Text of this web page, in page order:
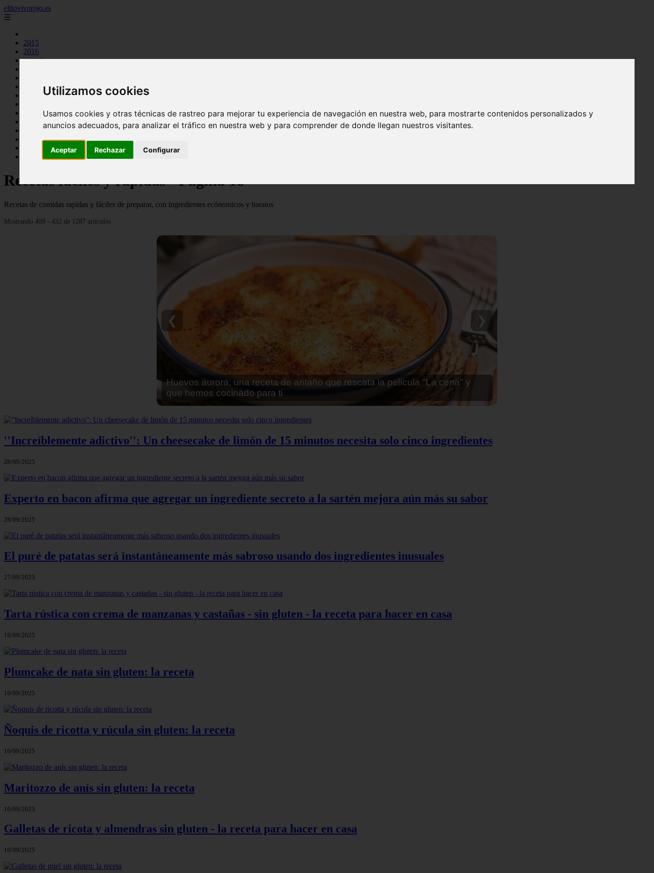
Utilizamos cookies
Usamos cookies y otras técnicas de rastreo para mejorar tu experiencia de navegación en nuestra web, para mostrarte contenidos personalizados y
anuncios adecuados, para analizar el tráfico en nuestra web y para comprender de donde llegan nuestros visitantes.
Aceptar Rechazar Configurar
eltiovivorojo.es
☰
2015
2016
argentina
espana
huevos
producto
reposteria
venezuela
verduras
Recetas faciles y rápidas - Página 18
Recetas de comidas rapidas y fáciles de preparar, con ingredientes ecónomicos y baratos
Mostrando 409 - 432 de 1287 artículos
Huevos aurora, una receta de antaño que rescata la película "La cena" y
que hemos cocinado para ti
❮ ❯
''Increíblemente adictivo'': Un cheesecake de limón de 15 minutos necesita solo cinco ingredientes
28/09/2025
Experto en bacon afirma que agregar un ingrediente secreto a la sartén mejora aún más su sabor
28/09/2025
El puré de patatas será instantáneamente más sabroso usando dos ingredientes inusuales
27/09/2025
Tarta rústica con crema de manzanas y castañas - sin gluten - la receta para hacer en casa
10/09/2025
Plumcake de nata sin gluten: la receta
10/09/2025
Ñoquis de ricotta y rúcula sin gluten: la receta
10/09/2025
Maritozzo de anís sin gluten: la receta
10/09/2025
Galletas de ricota y almendras sin gluten - la receta para hacer en casa
10/09/2025